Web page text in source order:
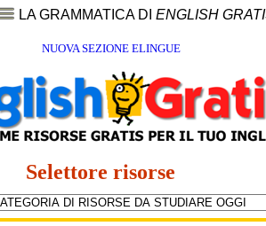
LA GRAMMATICA DI ENGLISH
NUOVA SEZIONE ELINGUE
Selettore risorse